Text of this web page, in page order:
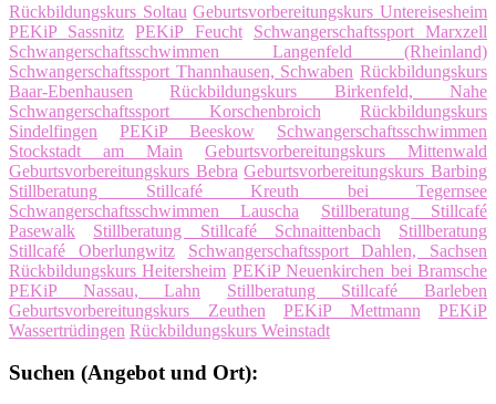
Rückbildungskurs Soltau Geburtsvorbereitungskurs Untereisesheim
PEKiP Sassnitz
PEKiP Feucht
Schwangerschaftssport Marxzell
Schwangerschaftsschwimmen Langenfeld (Rheinland)
Schwangerschaftssport Thannhausen, Schwaben Rückbildungskurs
Baar-Ebenhausen
Rückbildungskurs Birkenfeld, Nahe
Schwangerschaftssport Korschenbroich
Rückbildungskurs
Sindelfingen
PEKiP Beeskow
Schwangerschaftsschwimmen
Stockstadt am Main
Geburtsvorbereitungskurs Mittenwald
Geburtsvorbereitungskurs Bebra Geburtsvorbereitungskurs Barbing
Stillberatung Stillcafé Kreuth bei Tegernsee
Schwangerschaftsschwimmen Lauscha
Stillberatung Stillcafé
Pasewalk
Stillberatung Stillcafé Schnaittenbach
Stillberatung
Stillcafé Oberlungwitz
Schwangerschaftssport Dahlen, Sachsen
Rückbildungskurs Heitersheim PEKiP Neuenkirchen bei Bramsche
PEKiP Nassau, Lahn
Stillberatung Stillcafé Barleben
Geburtsvorbereitungskurs Zeuthen
PEKiP Mettmann
PEKiP
Wassertrüdingen Rückbildungskurs Weinstadt
Suchen (Angebot und Ort):